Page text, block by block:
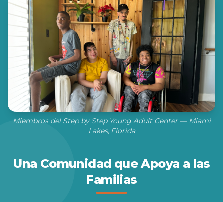
Miembros del Step by Step Young Adult Center — Miami
Lakes, Florida
Una Comunidad que Apoya a las
Familias